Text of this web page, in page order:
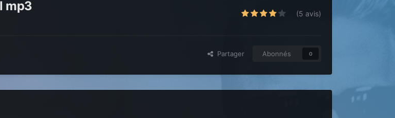
mp3 (5 avis)
Partager Abonnés 0